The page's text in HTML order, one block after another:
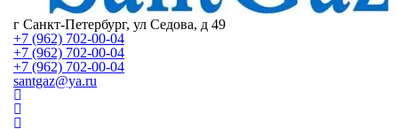
г Санкт-Петербург, ул Седова, д 49
+7 (962) 702-00-04
+7 (962) 702-00-04
+7 (962) 702-00-04
santgaz@ya.ru